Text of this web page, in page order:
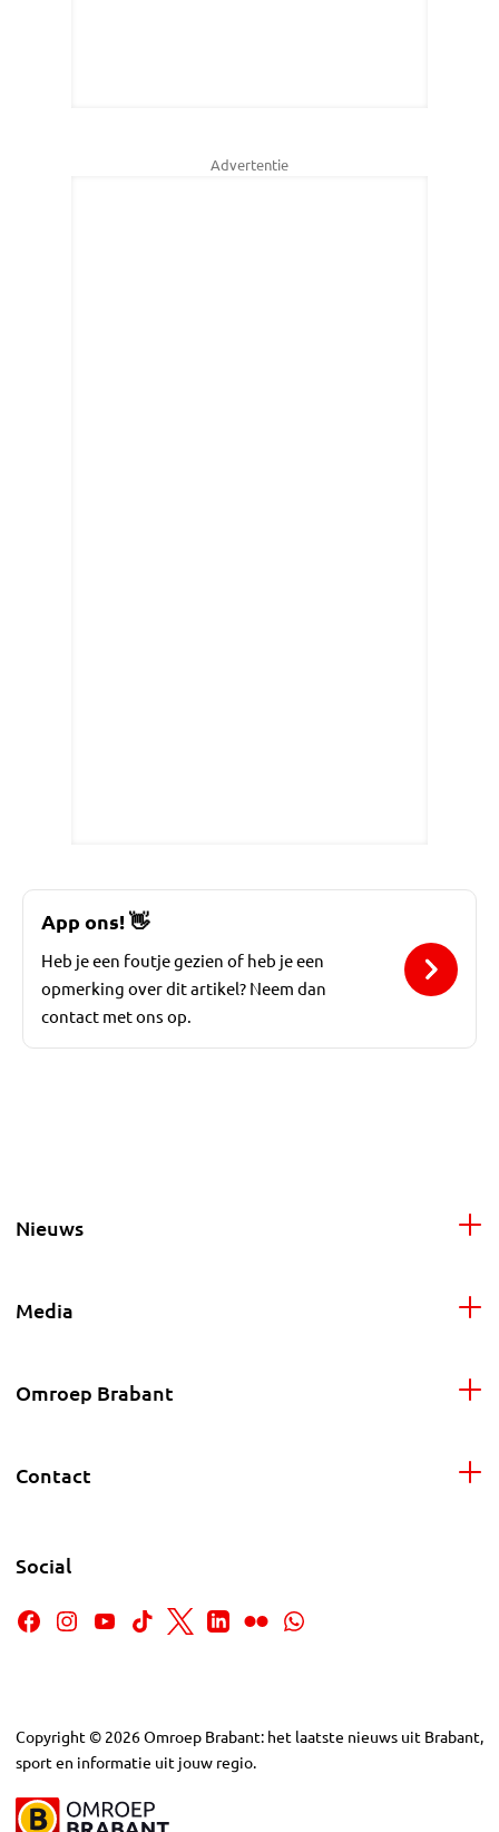
Advertentie
App ons!👋
Heb je een foutje gezien of heb je een
opmerking over dit artikel? Neem dan
contact met ons op.
Nieuws
Media
Omroep Brabant
Contact
Social
Copyright © 2026Omroep Brabant: het laatste nieuws uit Brabant,
sport en informatie uit jouw regio.